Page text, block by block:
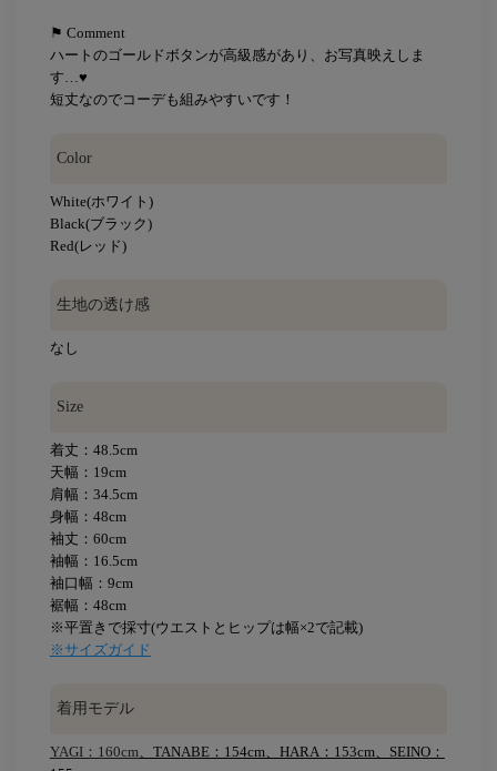
⚑ Comment
ハートのゴールドボタンが高級感があり、お写真映えしま
す…♥
短丈なのでコーデも組みやすいです！
Color
White(ホワイト)
Black(ブラック)
Red(レッド)
生地の透け感
なし
Size
着丈：48.5cm
天幅：19cm
肩幅：34.5cm
身幅：48cm
袖丈：60cm
袖幅：16.5cm
袖口幅：9cm
裾幅：48cm
※平置きで採寸(ウエストとヒップは幅×2で記載)
※サイズガイド
着用モデル
YAGI：160cm、TANABE：154cm、HARA：153cm、SEINO：